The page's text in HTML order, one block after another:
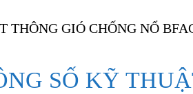
SỐ KỸ